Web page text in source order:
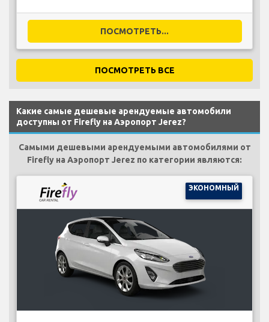
ПОСМОТРЕТЬ...
ПОСМОТРЕТЬ ВСЕ
Какие самые дешевые арендуемые автомобили
доступны от Firefly на Аэропорт Jerez?
Самыми дешевыми арендуемыми автомобилями от
Firefly на Аэропорт Jerez по категории являются:
ЭКОНОМНЫЙ